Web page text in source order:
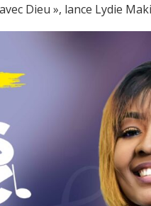
Dieu », lance Lydie